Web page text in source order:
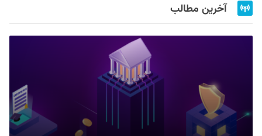
آخرین مطالب